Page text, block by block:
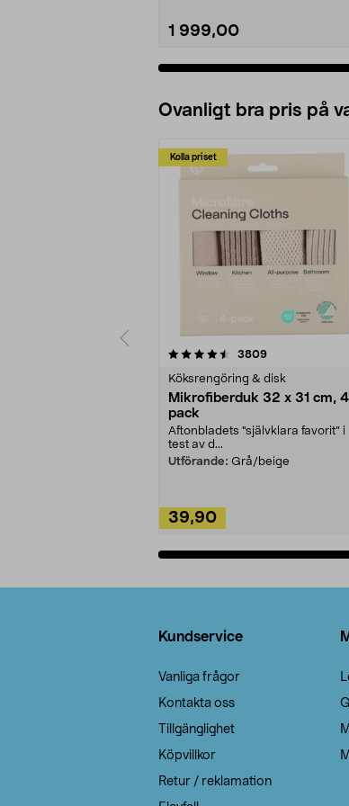
1 999,00
Ovanligt bra pris på
Kolla priset
3809recensioner
Köksrengöring & disk
Mikrofiberduk 32 x 31 cm,
pack
Aftonbladets "självklara favorit” i
test av d...
Utförande: Grå/beige
39,90
4.0av 5 stjärnor
Kundservice
Vanliga frågor
Kontakta oss
Tillgänglighet
Köpvillkor
Retur / reklamation